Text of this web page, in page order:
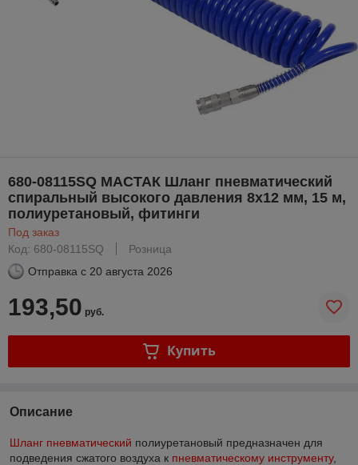
680-08115SQ МАСТАК Шланг пневматический
спиральный высокого давления 8х12 мм, 15 м,
полиуретановый, фитинги
Под заказ
Код: 680-08115SQ
Розница
Отправка с 20 августа 2026
193,50 руб.
Купить
Описание
Шланг пневматический полиуретановый предназначен для
подведения сжатого воздуха к пневматическому инструменту,